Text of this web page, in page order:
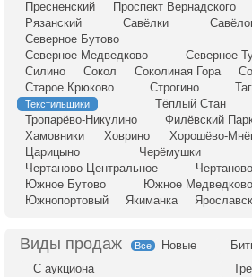
Пресненский
Проспект Вернадского
Рязанский
Савёлки
Северное Бутово
Северное Медведково
Северное
Силино
Сокол Соколиная Гора
Старое Крюково
Строгино
Текстильщики Тёплый Стан
Тропарёво-Никулино
Филёвский
Хамовники
Ховрино Хорошёво-
Царицыно
Черёмушки
Чертаново Центральное
Южное Бутово
Южное Медведково
Южнопортовый
Якиманка
Все Новые
С аукциона